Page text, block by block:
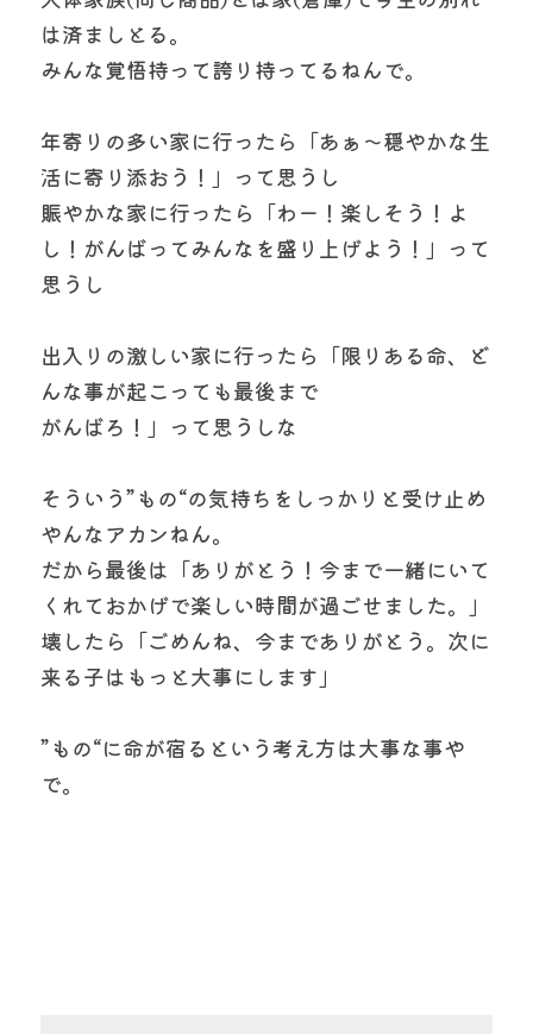
は済ましとる。
みんな覚悟持って誇り持ってるねんで。
年寄りの多い家に行ったら「あぁ〜穏やかな生
活に寄り添おう！」って思うし
賑やかな家に行ったら「わー！楽しそう！よ
し！がんばってみんなを盛り上げよう！」って
思うし
出入りの激しい家に行ったら「限りある命、ど
んな事が起こっても最後まで
がんばろ！」って思うしな
そういう”もの“の気持ちをしっかりと受け止め
やんなアカンねん。
だから最後は「ありがとう！今まで一緒にいて
くれておかげで楽しい時間が過ごせました。」
壊したら「ごめんね、今までありがとう。次に
来る子はもっと大事にします」
”もの“に命が宿るという考え方は大事な事や
で。